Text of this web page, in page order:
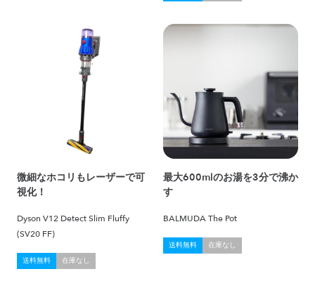
微細なホコリもレーザーで可
視化！
Dyson V12 Detect Slim Fluffy
(SV20 FF)
送料無料 在庫なし
最大600mlのお湯を3分で沸か
す
BALMUDA The Pot
送料無料 在庫なし